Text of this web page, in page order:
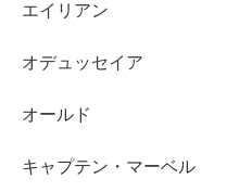
エイリアン
オデュッセイア
オールド
キャプテン・マーベル